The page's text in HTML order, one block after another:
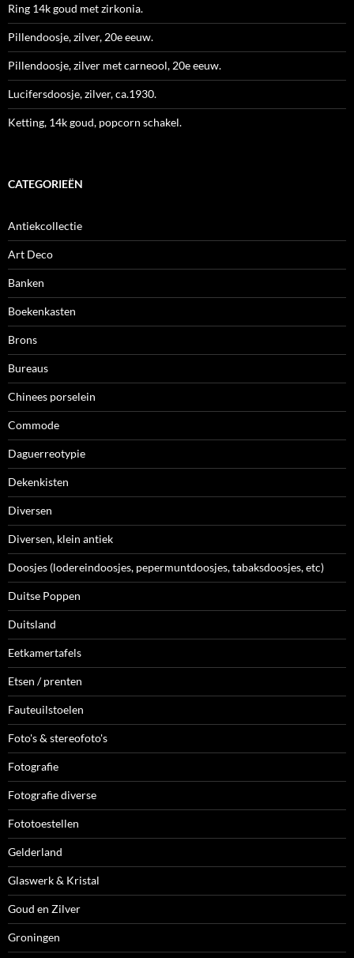
Ring 14k goud met zirkonia.
Pillendoosje, zilver, 20e eeuw.
Pillendoosje, zilver met carneool, 20e eeuw.
Lucifersdoosje, zilver, ca.1930.
Ketting, 14k goud, popcorn schakel.
CATEGORIEËN
Antiekcollectie
Art Deco
Banken
Boekenkasten
Brons
Bureaus
Chinees porselein
Commode
Daguerreotypie
Dekenkisten
Diversen
Diversen, klein antiek
Doosjes (lodereindoosjes, pepermuntdoosjes, tabaksdoosjes, etc)
Duitse Poppen
Duitsland
Eetkamertafels
Etsen / prenten
Fauteuilstoelen
Foto's & stereofoto's
Fotografie
Fotografie diverse
Fototoestellen
Gelderland
Glaswerk & Kristal
Goud en Zilver
Groningen